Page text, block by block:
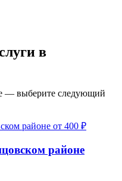
в
— выберите следующий
от 400 ₽
районе